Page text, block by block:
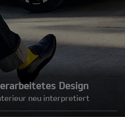
Design
neu interpretiert